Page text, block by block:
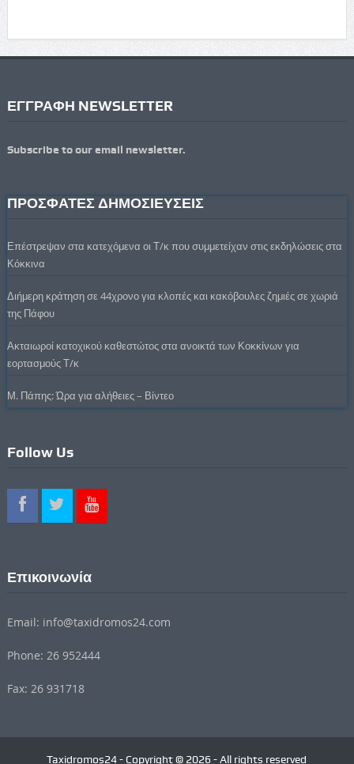
ΕΓΓΡΑΦΗ NEWSLETTER
Subscribe to our email newsletter.
ΠΡΟΣΦΑΤΕΣ ΔΗΜΟΣΙΕΥΣΕΙΣ
Επέστρεψαν στα κατεχόμενα οι Τ/κ που συμμετείχαν στις εκδηλώσεις στα
Κόκκινα
Διήμερη κράτηση σε 44χρονο για κλοπές και κακόβουλες ζημιές σε χωριά
της Πάφου
Ακταιωροί κατοχικού καθεστώτος στα ανοικτά των Κοκκίνων για
εορτασμούς Τ/κ
Μ. Πάπης: Ώρα για αλήθειες – Βίντεο
Follow Us
Επικοινωνία
Email: info@taxidromos24.com
Phone: 26 952444
Fax: 26 931718
Taxidromos24 - Copyright © 2026 - All rights reserved